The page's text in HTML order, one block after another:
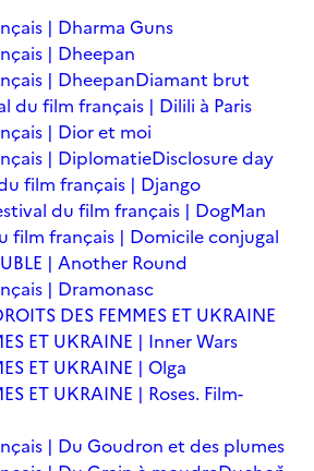
| Dharma Guns
| Dheepan
| DheepanDiamant brut
du film français | Dilili à Paris
| Dior et moi
| DiplomatieDisclosure day
film français | Django
du film français | DogMan
film français | Domicile conjugal
| Another Round
| Dramonasc
DES FEMMES ET UKRAINE
ET UKRAINE | Inner Wars
ET UKRAINE | Olga
ET UKRAINE | Roses. Film-
| Du Goudron et des plumes